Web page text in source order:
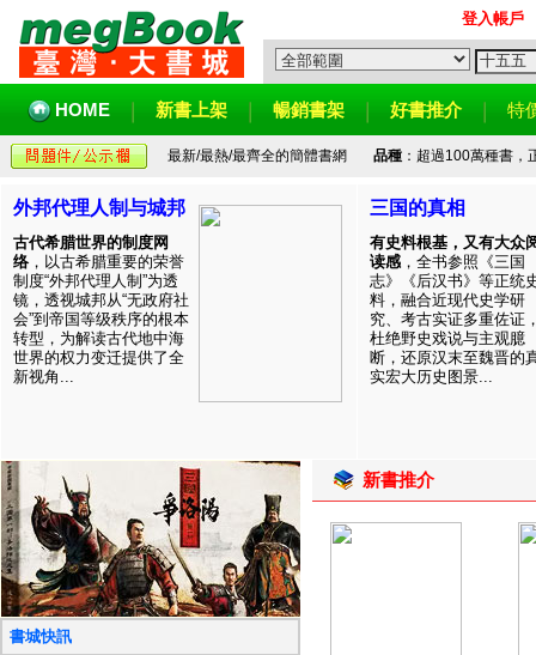
登入帳戶
HOME 新書上架 暢銷書架 好書推介 特
最新/最熱/最齊全的簡體書網 品種：超過100萬種書，
外邦代理人制与城邦
古代希腊世界的制度网
络 ，以古希腊重要的荣誉
制度“外邦代理人制”为透
镜，透视城邦从“无政府社
会”到帝国等级秩序的根本
转型，为解读古代地中海
世界的权力变迁提供了全
新视角...
三国的真相
有史料根基，又有大众
读感 ，全书参照《三国
志》《后汉书》等正统
料，融合近现代史学研
究、考古实证多重佐证
杜绝野史戏说与主观臆
断，还原汉末至魏晋的
实宏大历史图景...
書城快訊
新書推介